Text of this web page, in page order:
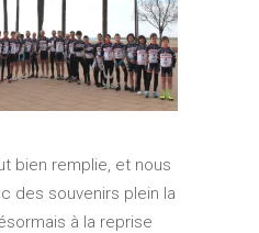
bien remplie, et nous
des souvenirs plein la
à la reprise